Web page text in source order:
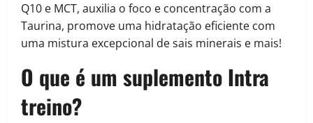
Q10 e MCT, auxilia o foco e concentração com a
Taurina, promove uma hidratação eficiente com
uma mistura excepcional de sais minerais e mais!
O que é um suplemento Intra
treino?